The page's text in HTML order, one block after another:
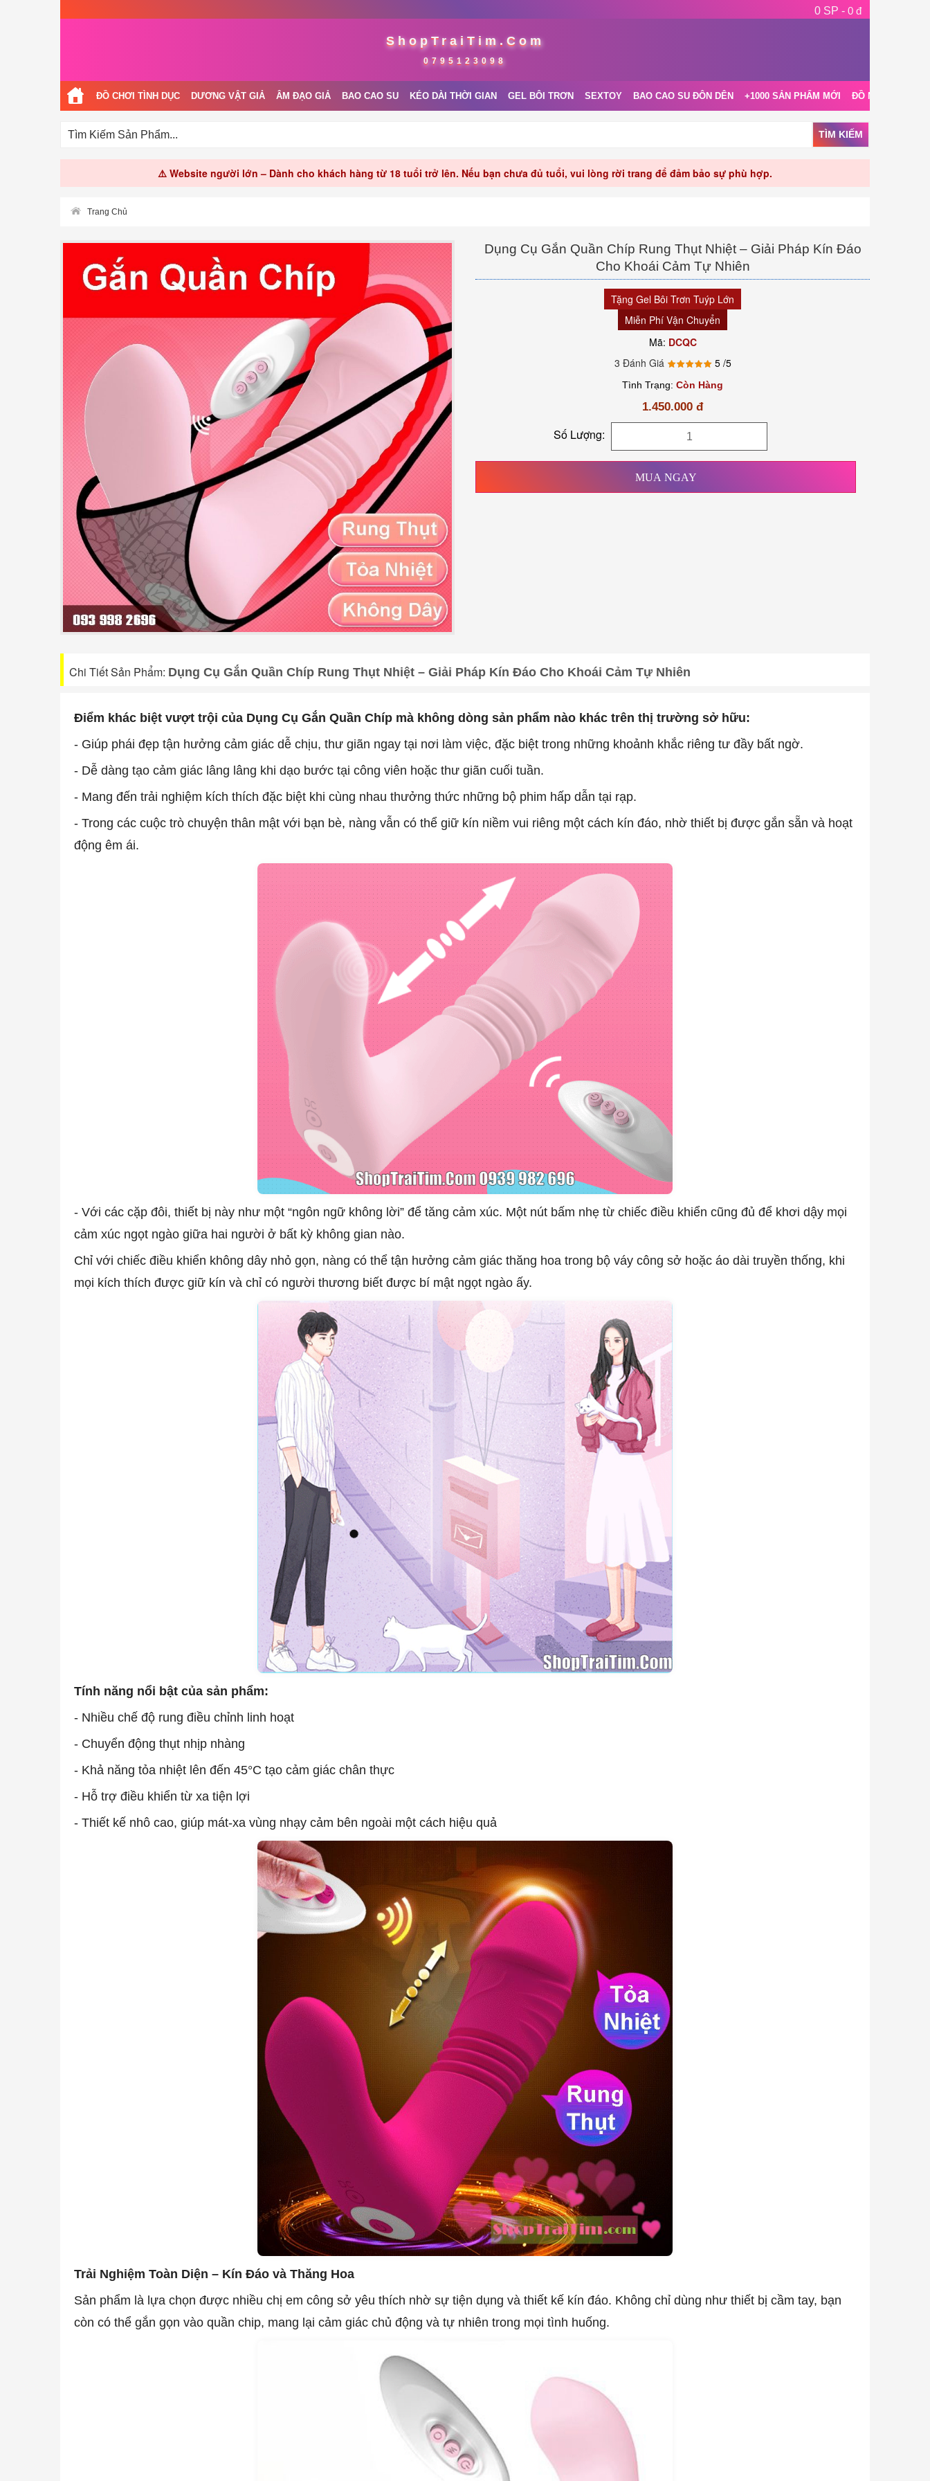
0 SP - 0 đ
ShopTraiTim.Com
0795123098
ĐỒ CHƠI TÌNH DỤC DƯƠNG VẬT GIẢ ÂM ĐẠO GIẢ BAO CAO SU KÉO DÀI THỜI GIAN GEL BÔI TRƠN SEXTOY BAO CAO SU ĐÔN DÊN +1000 SẢN PHẨM MỚI ĐỒ NGỦ NỘI Y
TÌM KIẾM
⚠️ Website người lớn – Dành cho khách hàng từ 18 tuổi trở lên. Nếu bạn chưa đủ tuổi, vui lòng rời trang để đảm bảo sự phù hợp.
Trang Chủ
Dụng Cụ Gắn Quần Chíp Rung Thụt Nhiệt – Giải Pháp Kín Đáo
Cho Khoái Cảm Tự Nhiên
Tặng Gel Bôi Trơn Tuýp Lớn
Miễn Phí Vận Chuyển
Mã: DCQC
3 Đánh Giá
5 /5
Tình Trạng: Còn Hàng
1.450.000 đ
Số Lượng:
MUA NGAY
Chi Tiết Sản Phẩm: Dụng Cụ Gắn Quần Chíp Rung Thụt Nhiệt – Giải Pháp Kín Đáo Cho Khoái Cảm Tự Nhiên
Điểm khác biệt vượt trội của Dụng Cụ Gắn Quần Chíp mà không dòng sản phẩm nào khác trên thị trường sở hữu:
- Giúp phái đẹp tận hưởng cảm giác dễ chịu, thư giãn ngay tại nơi làm việc, đặc biệt trong những khoảnh khắc riêng tư đầy bất ngờ.
- Dễ dàng tạo cảm giác lâng lâng khi dạo bước tại công viên hoặc thư giãn cuối tuần.
- Mang đến trải nghiệm kích thích đặc biệt khi cùng nhau thưởng thức những bộ phim hấp dẫn tại rạp.
- Trong các cuộc trò chuyện thân mật với bạn bè, nàng vẫn có thể giữ kín niềm vui riêng một cách kín đáo, nhờ thiết bị được gắn sẵn và hoạt
động êm ái.
- Với các cặp đôi, thiết bị này như một “ngôn ngữ không lời” để tăng cảm xúc. Một nút bấm nhẹ từ chiếc điều khiển cũng đủ để khơi dậy mọi
cảm xúc ngọt ngào giữa hai người ở bất kỳ không gian nào.
Chỉ với chiếc điều khiển không dây nhỏ gọn, nàng có thể tận hưởng cảm giác thăng hoa trong bộ váy công sở hoặc áo dài truyền thống, khi
mọi kích thích được giữ kín và chỉ có người thương biết được bí mật ngọt ngào ấy.
Tính năng nổi bật của sản phẩm:
- Nhiều chế độ rung điều chỉnh linh hoạt
- Chuyển động thụt nhịp nhàng
- Khả năng tỏa nhiệt lên đến 45°C tạo cảm giác chân thực
- Hỗ trợ điều khiển từ xa tiện lợi
- Thiết kế nhô cao, giúp mát-xa vùng nhạy cảm bên ngoài một cách hiệu quả
Trải Nghiệm Toàn Diện – Kín Đáo và Thăng Hoa
Sản phẩm là lựa chọn được nhiều chị em công sở yêu thích nhờ sự tiện dụng và thiết kế kín đáo. Không chỉ dùng như thiết bị cầm tay, bạn
còn có thể gắn gọn vào quần chip, mang lại cảm giác chủ động và tự nhiên trong mọi tình huống.